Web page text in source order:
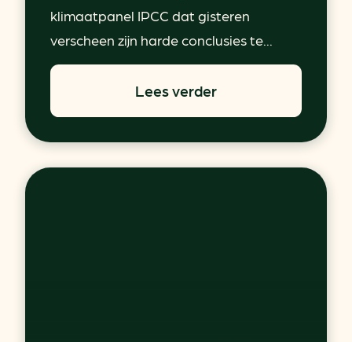
klimaatpanel IPCC dat gisteren
verscheen zijn harde conclusies te...
Lees verder